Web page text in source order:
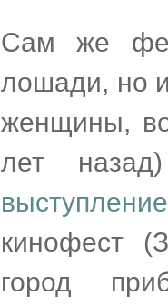
Сам же
лошади, но
женщины,
лет
кинофест
город